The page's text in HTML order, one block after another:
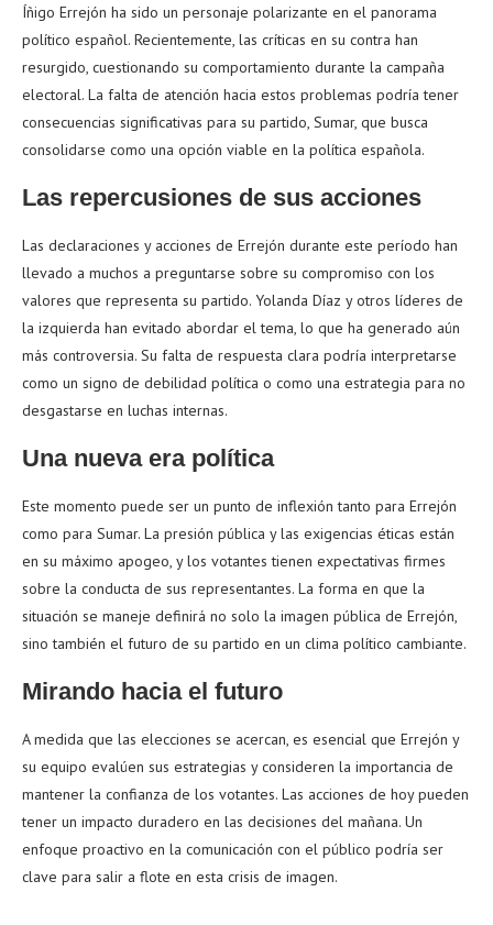
Íñigo Errejón ha sido un personaje polarizante en el panorama
político español. Recientemente, las críticas en su contra han
resurgido, cuestionando su comportamiento durante la campaña
electoral. La falta de atención hacia estos problemas podría tener
consecuencias significativas para su partido, Sumar, que busca
consolidarse como una opción viable en la política española.
Las repercusiones de sus acciones
Las declaraciones y acciones de Errejón durante este período han
llevado a muchos a preguntarse sobre su compromiso con los
valores que representa su partido. Yolanda Díaz y otros líderes de
la izquierda han evitado abordar el tema, lo que ha generado aún
más controversia. Su falta de respuesta clara podría interpretarse
como un signo de debilidad política o como una estrategia para no
desgastarse en luchas internas.
Una nueva era política
Este momento puede ser un punto de inflexión tanto para Errejón
como para Sumar. La presión pública y las exigencias éticas están
en su máximo apogeo, y los votantes tienen expectativas firmes
sobre la conducta de sus representantes. La forma en que la
situación se maneje definirá no solo la imagen pública de Errejón,
sino también el futuro de su partido en un clima político cambiante.
Mirando hacia el futuro
A medida que las elecciones se acercan, es esencial que Errejón y
su equipo evalúen sus estrategias y consideren la importancia de
mantener la confianza de los votantes. Las acciones de hoy pueden
tener un impacto duradero en las decisiones del mañana. Un
enfoque proactivo en la comunicación con el público podría ser
clave para salir a flote en esta crisis de imagen.